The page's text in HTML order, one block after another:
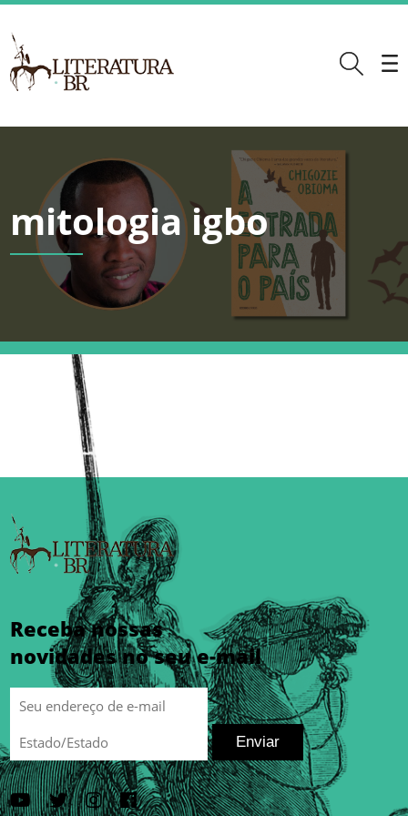
mitologia igbo
Receba nossas
novidades no seu e-mail
Enviar